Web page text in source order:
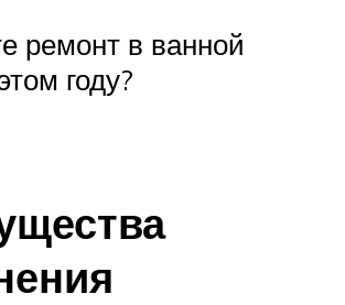
ремонт в ванной
году?